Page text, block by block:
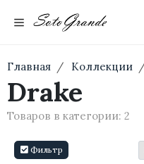
Главная Коллекции
Drake
Товаров в категории: 2
Фильтр